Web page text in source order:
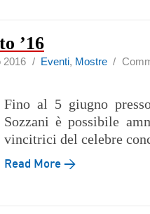
’16
2016 / Eventi, Mostre/
Fino al 5 giugno
Sozzani è possibile
vincitrici del celebre
Read More →